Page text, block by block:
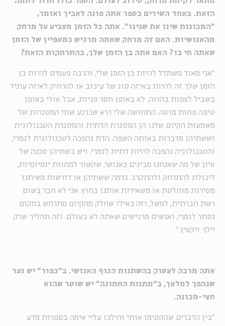
הזאת. באחד השירים בספר אתה פונה לאביך ואומר,
״המכונות שינו את שנינו״. אתה כל הזמן מצביע על מרחק
מהאנושיות. האם זה מרחק שאתה מרגיש כמאפיין של הזמן
שאתה חי בו? האם אתה בן הזמן שלך, בהתרחקות הזאת?
״אני מאוד משתדל להיות בן הזמן שלי, והרבה פעמים להיות בן
הזמן שלך זה להיות באיזה סוג של עיכוב או להרחיק לאיזה עתיד
בשביל לצפות בהווה; לא באופן חסר פניות, אבל אולי באופן
טיפה פחות מוטה. התחושה שלי היא שכרגע שתי המסגרות של
משמעות הקיום שלנו הן המסגרת הדתית והמסגרת הטכנולוגית
וששתיהן מדברות באותה השפה. הדת נהפכה לטכנולוגית לגמרי,
והטכנולוגיה נהפכה להיות דתית לגמרי. ויש בשתיהן סכנה של
איון של מה שאנחנו מבינים כאנושי, שקשור למחוות יומיומיות,
ליכולת להתרחק ולהתקרב. נדמה ששתיהן או דורשות מאיתנו
מסירות מוחלטת או משאירות אותנו בחוץ. אני לא חבר בשום
רשת חברתית, למשל, וזה כאילו שחלק מהקיום מתרחש במקום
נסתר לגמרי, ואנשים מרגישים שאתה לא בעולם. וזה תהליך שרק
יילך ויקצין ".
אתה מרבה לעסוק בהשתנות הגוף האנושי. ב״כפור״ יש נער
שנהפך למלאך, ב״מתנות החתונה״ יש שוטר שהוא
חצי-מכונה.
״בין הדברים שהקסימו אותי והילכו עליי אימה בספרות מדע